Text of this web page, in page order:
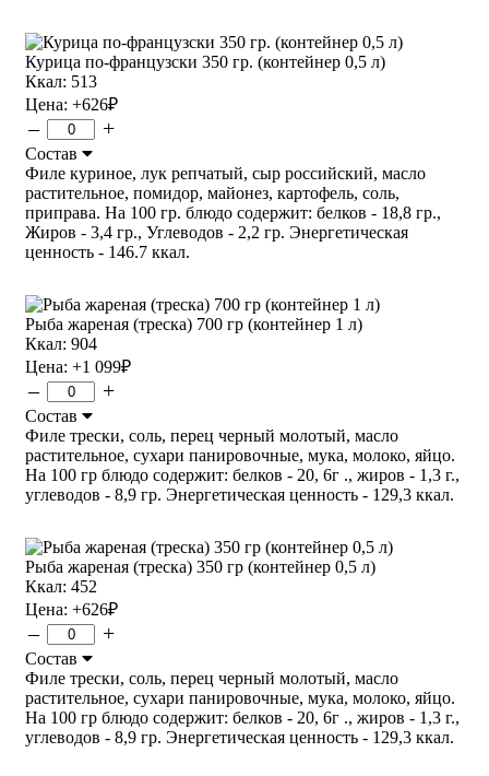
Курица по-французски 350 гр. (контейнер 0,5 л)
Ккал: 513
Цена: +626₽
– +
Состав
Филе куриное, лук репчатый, сыр российский, масло
растительное, помидор, майонез, картофель, соль,
приправа. На 100 гр. блюдо содержит: белков - 18,8 гр.,
Жиров - 3,4 гр., Углеводов - 2,2 гр. Энергетическая
ценность - 146.7 ккал.
Рыба жареная (треска) 700 гр (контейнер 1 л)
Ккал: 904
Цена: +1 099₽
– +
Состав
Филе трески, соль, перец черный молотый, масло
растительное, сухари панировочные, мука, молоко, яйцо.
На 100 гр блюдо содержит: белков - 20, 6г ., жиров - 1,3 г.,
углеводов - 8,9 гр. Энергетическая ценность - 129,3 ккал.
Рыба жареная (треска) 350 гр (контейнер 0,5 л)
Ккал: 452
Цена: +626₽
– +
Состав
Филе трески, соль, перец черный молотый, масло
растительное, сухари панировочные, мука, молоко, яйцо.
На 100 гр блюдо содержит: белков - 20, 6г ., жиров - 1,3 г.,
углеводов - 8,9 гр. Энергетическая ценность - 129,3 ккал.